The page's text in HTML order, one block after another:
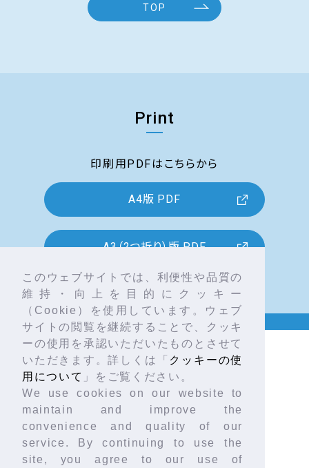
このウェブサイトでは、利便性や品質の
維持・向上を目的にクッキー
（Cookie）を使用しています。ウェブ
サイトの閲覧を継続することで、クッキ
ーの使用を承認いただいたものとさせて
いただきます。詳しくは「 クッキーの使
用について 」をご覧ください。
We use cookies on our website to
maintain and improve the
convenience and quality of our
service. By continuing to use the
site, you agree to our use of
TOP
Print
印刷用PDFはこちらから
A4版 PDF
A3（2つ折り）版 PDF
シン・ちか通信 vol.19 TOP TOPICS 2
トップページ
About NUMO
地層処分について